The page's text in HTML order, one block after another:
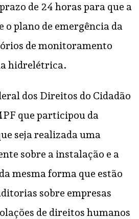
de 24 horas para que a
plano de emergência da
de monitoramento
hidrelétrica.
dos Direitos do Cidadão
que participou da
seja realizada uma
sobre a instalação e a
mesma forma que estão
sobre empresas
de direitos humanos